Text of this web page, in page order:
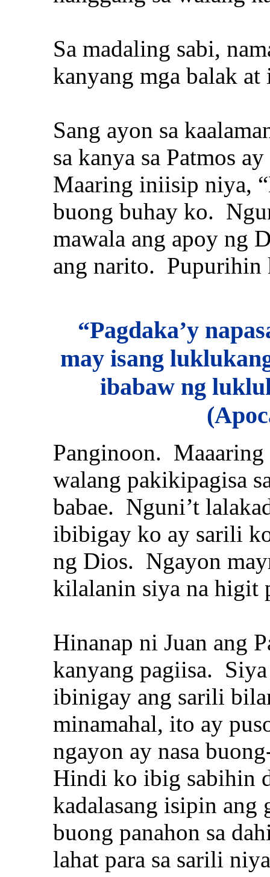
Sa madaling sabi,
kanyang mga balak
Sang ayon sa
sa kanya sa Patmos
Maaring iniisip niya,
buong buhay ko.
mawala ang apoy ng
ang narito. Pupurihin
“Pagdaka’y
may isang
ibabaw ng
Panginoon. Maaaring
walang pakikipagisa
babae. Nguni’t
ibibigay ko ay sarili
ng Dios. Ngayon
kilalanin siya na higit
Hinanap ni Juan ang
kanyang pagiisa.
ibinigay ang sarili
minamahal, ito ay
ngayon ay nasa
Hindi ko ibig sabihin
kadalasang isipin
buong panahon sa
lahat para sa sarili